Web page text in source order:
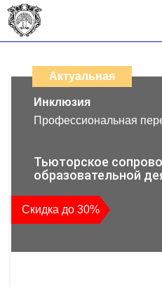
повышения
и
Актуальная
Инклюзия
Профессиональная
Тьюторское
образовательной
Скидка до 30%